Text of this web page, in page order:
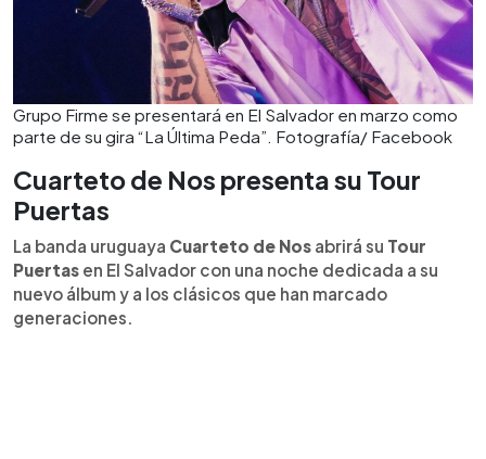
Grupo Firme se presentará en El Salvador en marzo como
parte de su gira “La Última Peda”. Fotografía/ Facebook
Cuarteto de Nos presenta su Tour
Puertas
La banda uruguaya Cuarteto de Nos abrirá su Tour
Puertas en El Salvador con una noche dedicada a su
nuevo álbum y a los clásicos que han marcado
generaciones.